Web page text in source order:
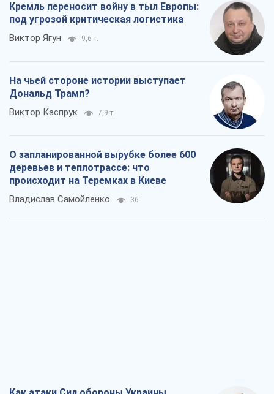
Кремль переносит войну в тыл Европы:
под угрозой критическая логистика
Виктор Ягун 9,6 т.
На чьей стороне истории выступает
Дональд Трамп?
Виктор Каспрук 7,9 т.
О запланированной вырубке более 600
деревьев и теплотрассе: что
происходит на Теремках в Киеве
Владислав Самойленко 36